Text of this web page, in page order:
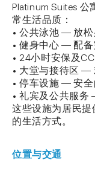
Platinum Suites
常生活品质：
• 公共泳池 — 放
• 健身中心 — 配
• 24小时安保及
• 大堂与接待区 —
• 停车设施 — 安
• 礼宾及公共服务
这些设施为居民
的生活方式。
位置与交通